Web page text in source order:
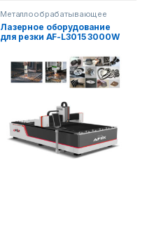
Металлообрабатывающее
оборудование
Лазерное оборудование
для резки AF-L3015 3000W